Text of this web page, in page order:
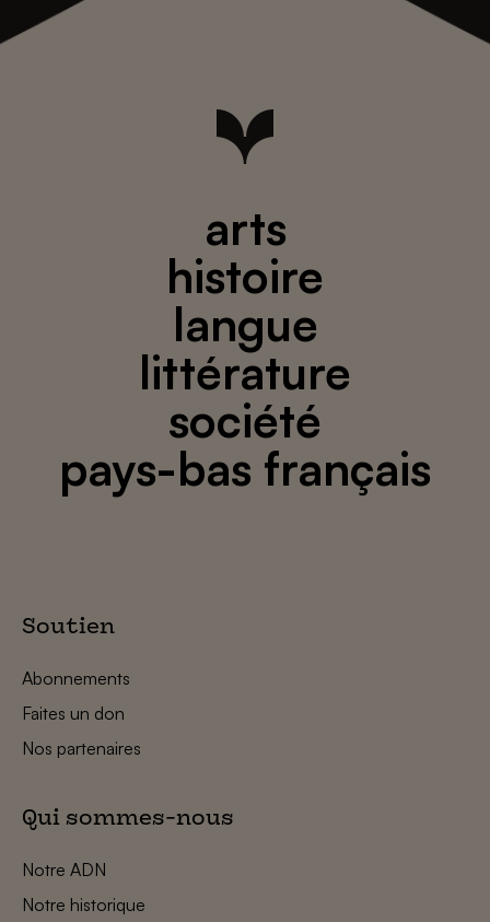
arts
histoire
langue
littérature
société
pays-bas français
Soutien
Abonnements
Faites un don
Nos partenaires
Qui sommes-nous
Notre ADN
Notre historique